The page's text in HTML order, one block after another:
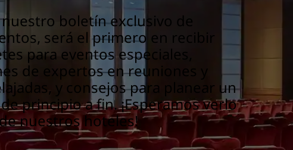
boletín exclusivo de
será el primero en recibir
para eventos especiales,
de expertos en reuniones y
y consejos para planear un
principio a fin. ¡Esperamos verlo
nuestros hoteles!